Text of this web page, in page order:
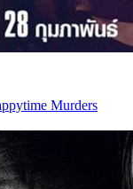
Murders